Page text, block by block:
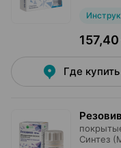
Где купить
Синтез